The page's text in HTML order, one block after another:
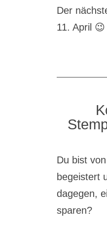
Der
11. April 😉
Du bist
begeistert
dagegen,
sparen?